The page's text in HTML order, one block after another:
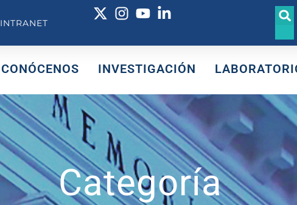
INTRANET
CONÓCENOS INVESTIGACIÓN
Categoría